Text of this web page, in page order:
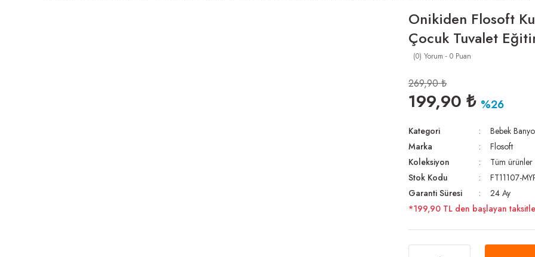
Onikiden Flosoft
Çocuk Tuvalet
(0) Yorum - 0 Puan
269,90 ₺
199,90 ₺ %26
Kategori
Bebek
Marka
Flosoft
Koleksiyon
Tüm ürünler
Stok Kodu
FT11107-
Garanti Süresi
24 Ay
*199,90 TL den başlayan